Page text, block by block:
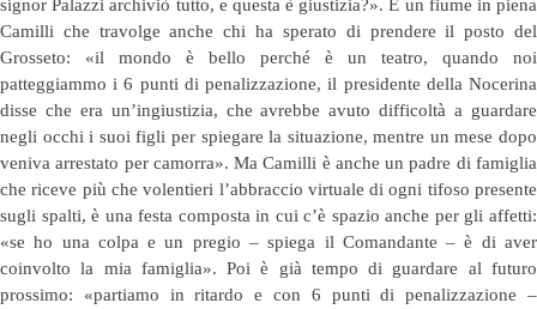
signor Palazzi archiviò tutto, e questa è giustizia?». È un fiume in piena
Camilli che travolge anche chi ha sperato di prendere il posto del
Grosseto: «il mondo è bello perché è un teatro, quando noi
patteggiammo i 6 punti di penalizzazione, il presidente della Nocerina
disse che era un’ingiustizia, che avrebbe avuto difficoltà a guardare
negli occhi i suoi figli per spiegare la situazione, mentre un mese dopo
veniva arrestato per camorra». Ma Camilli è anche un padre di famiglia
che riceve più che volentieri l’abbraccio virtuale di ogni tifoso presente
sugli spalti, è una festa composta in cui c’è spazio anche per gli affetti:
«se ho una colpa e un pregio – spiega il Comandante – è di aver
coinvolto la mia famiglia». Poi è già tempo di guardare al futuro
prossimo: «partiamo in ritardo e con 6 punti di penalizzazione –